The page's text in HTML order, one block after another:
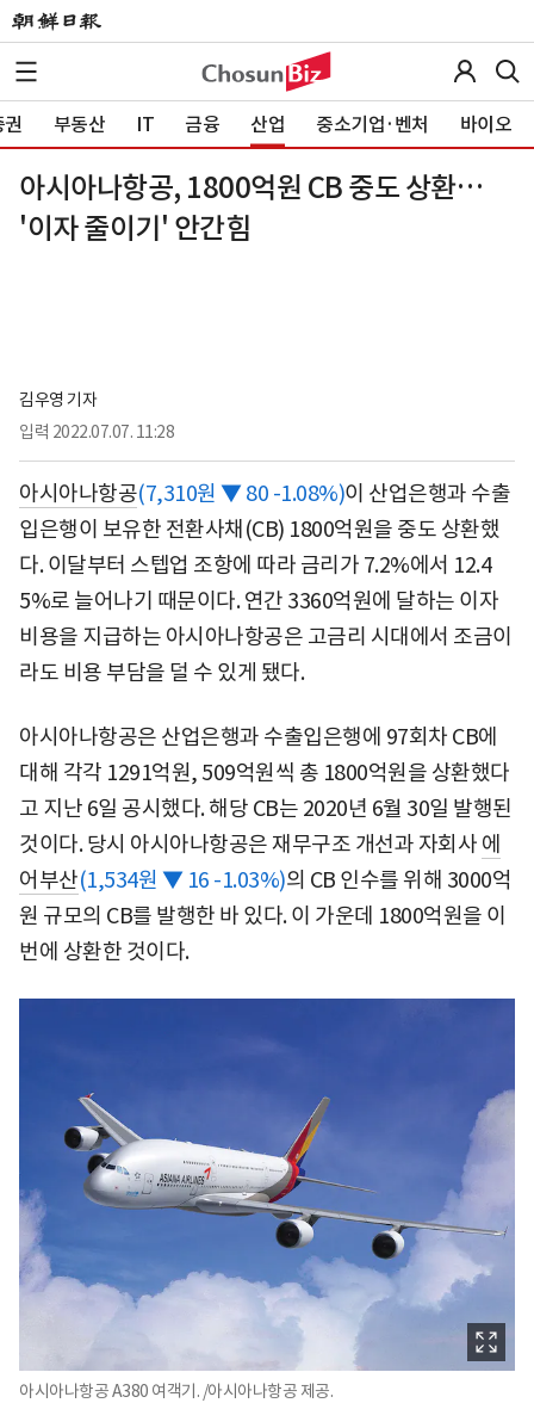
부동산 IT 금융 산업 중소기업·벤처 바이오
아시아나항공, 1800억원 CB 중도 상환…
'이자 줄이기' 안간힘
김우영 기자
입력 2022.07.07. 11:28
아시아나항공(7,310원 ▼ 80 -1.08%)이 산업은행과 수출
입은행이 보유한 전환사채(CB) 1800억원을 중도 상환했
다. 이달부터 스텝업 조항에 따라 금리가 7.2%에서 12.4
5%로 늘어나기 때문이다. 연간 3360억원에 달하는 이자
비용을 지급하는 아시아나항공은 고금리 시대에서 조금이
라도 비용 부담을 덜 수 있게 됐다.
아시아나항공은 산업은행과 수출입은행에 97회차 CB에
대해 각각 1291억원, 509억원씩 총 1800억원을 상환했다
고 지난 6일 공시했다. 해당 CB는 2020년 6월 30일 발행된
것이다. 당시 아시아나항공은 재무구조 개선과 자회사 에
어부산(1,534원 ▼ 16 -1.03%)의 CB 인수를 위해 3000억
원 규모의 CB를 발행한 바 있다. 이 가운데 1800억원을 이
번에 상환한 것이다.
아시아나항공 A380 여객기. /아시아나항공 제공.